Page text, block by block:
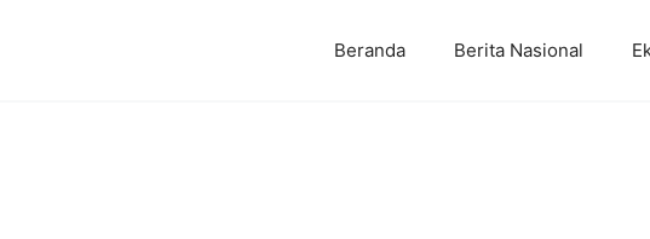
Beranda Berita Nasional